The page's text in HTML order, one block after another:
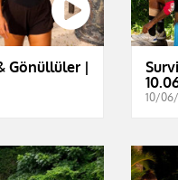
Gönüllüler |
10/